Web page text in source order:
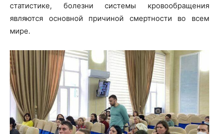
статистике, болезни системы кровообращения
являются основной причиной смертности во всем
мире.